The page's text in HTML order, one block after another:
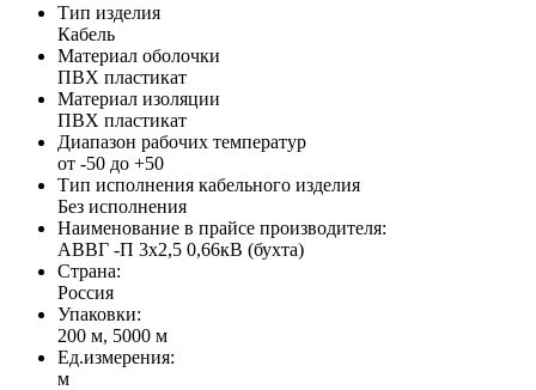
Тип изделия
Кабель
Материал оболочки
ПВХ пластикат
Материал изоляции
ПВХ пластикат
Диапазон рабочих температур
от -50 до +50
Тип исполнения кабельного изделия
Без исполнения
Наименование в прайсе производителя:
АВВГ -П 3x2,5 0,66кВ (бухта)
Страна:
Россия
Упаковки:
200 м, 5000 м
Ед.измерения:
м